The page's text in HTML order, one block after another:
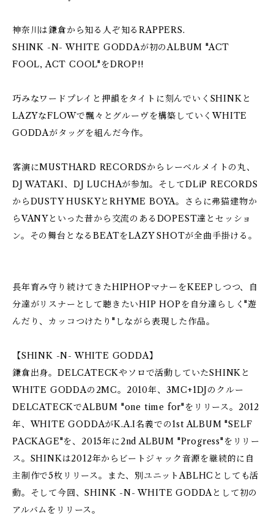
神奈川は鎌倉から知る人ぞ知るRAPPERS.
SHINK -N- WHITE GODDAが初のALBUM "ACT
FOOL, ACT COOL"をDROP!!︎
巧みなワードプレイと押韻をタイトに刻んでいくSHINKと
LAZYなFLOWで飄々とグルーヴを構築していくWHITE
GODDAがタッグを組んだ今作。
客演にMUSTHARD RECORDSからレーベルメイトの丸、
DJ WATAKI、DJ LUCHAが参加。そしてDLiP RECORDS
からDUSTY HUSKYとRHYME BOYA。さらに弗猫建物か
らVANYといった昔から交流のあるDOPEST達とセッショ
ン。その舞台となるBEATをLAZY SHOTが全曲手掛ける。
長年育み守り続けてきたHIPHOPマナーをKEEPしつつ、自
分達がリスナーとして聴きたいHIP HOPを自分達らしく"遊
んだり、カッコつけたり"しながら表現した作品。
【SHINK -N- WHITE GODDA】
鎌倉出身。DELCATECKやソロで活動していたSHINKと
WHITE GODDAの2MC。2010年、3MC+1DJのクルー
DELCATECKでALBUM "one time for"をリリース。2012
年、WHITE GODDAがK.A.I名義での1st ALBUM "SELF
PACKAGE"を、2015年に2nd ALBUM "Progress"をリリー
ス。SHINKは2012年からビートジャック音源を継続的に自
主制作で5枚リリース。また、別ユニットABLHCとしても活
動。そして今回、SHINK -N- WHITE GODDAとして初の
アルバムをリリース。